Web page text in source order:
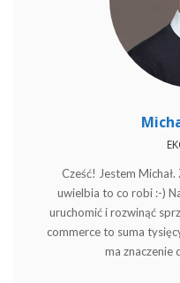
Cześć! Jestem
uwielbia to co robi :-)
uruchomić i rozwinąć
commerce to suma
ma znaczenie